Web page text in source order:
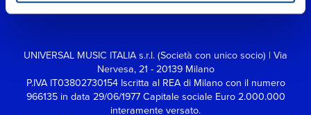
UNIVERSAL MUSIC ITALIA s.r.l. (Società con unico socio) | Via
Nervesa, 21 - 20139 Milano
P.IVA IT03802730154 Iscritta al REA di Milano con il numero
966135 in data 29/06/1977Capitale sociale Euro 2.000.000
interamente versato.